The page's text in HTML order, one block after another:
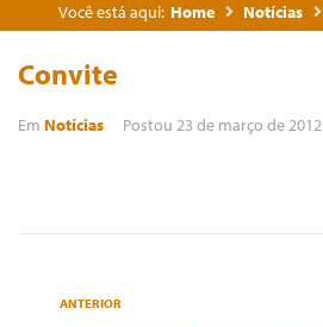
Você está aqui: Home Notícias
Convite
Em Notícias Postou 23 de março de 2012
ANTERIOR